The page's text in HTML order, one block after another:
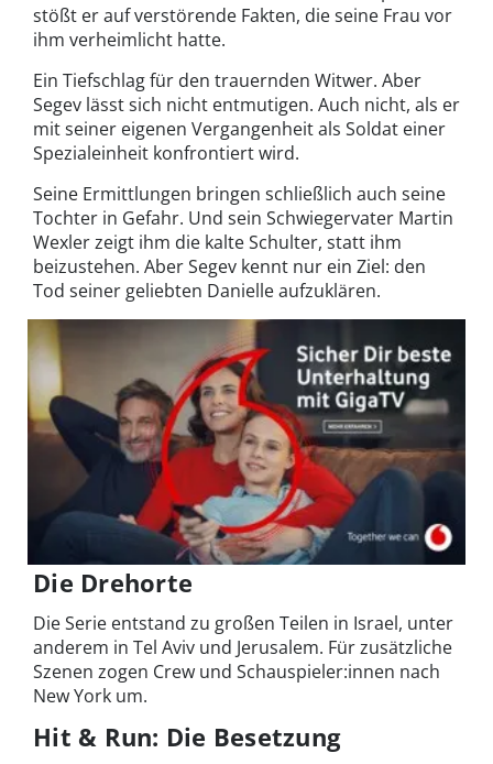
stößt er auf verstörende Fakten, die seine Frau vor
ihm verheimlicht hatte.
Ein Tiefschlag für den trauernden Witwer. Aber
Segev lässt sich nicht entmutigen. Auch nicht, als er
mit seiner eigenen Vergangenheit als Soldat einer
Spezialeinheit konfrontiert wird.
Seine Ermittlungen bringen schließlich auch seine
Tochter in Gefahr. Und sein Schwiegervater Martin
Wexler zeigt ihm die kalte Schulter, statt ihm
beizustehen. Aber Segev kennt nur ein Ziel: den
Tod seiner geliebten Danielle aufzuklären.
Die Drehorte
Die Serie entstand zu großen Teilen in Israel, unter
anderem in Tel Aviv und Jerusalem. Für zusätzliche
Szenen zogen Crew und Schauspieler:innen nach
New York um.
Hit & Run: Die Besetzung